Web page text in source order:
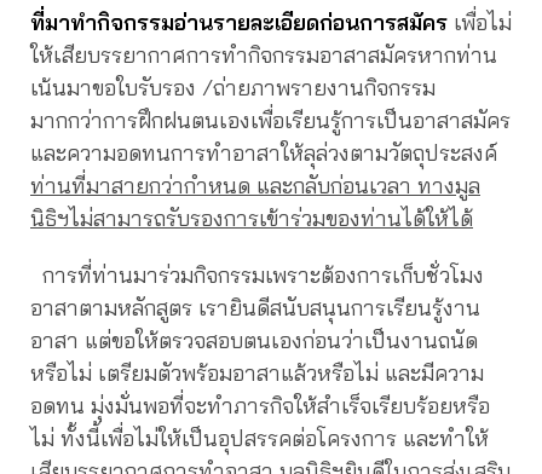
ที่มาทำกิจกรรมอ่านรายละเอียดก่อนการสมัคร เพื่อไม่
ให้เสียบรรยากาศการทำกิจกรรมอาสาสมัครหากท่าน
เน้นมาขอใบรับรอง /ถ่ายภาพรายงานกิจกรรม
มากกว่าการฝึกฝนตนเองเพื่อเรียนรู้การเป็นอาสาสมัคร
และความอดทนการทำอาสาให้ลุล่วงตามวัตถุประสงค์
ท่านที่มาสายกว่ากำหนด และกลับก่อนเวลา ทางมูล
นิธิฯไม่สามารถรับรองการเข้าร่วมของท่านได้ให้ได้
การที่ท่านมาร่วมกิจกรรมเพราะต้องการเก็บชั่วโมง
อาสาตามหลักสูตร เรายินดีสนับสนุนการเรียนรู้งาน
อาสา แต่ขอให้ตรวจสอบตนเองก่อนว่าเป็นงานถนัด
หรือไม่ เตรียมตัวพร้อมอาสาแล้วหรือไม่ และมีความ
อดทน มุ่งมั่นพอที่จะทำภารกิจให้สำเร็จเรียบร้อยหรือ
ไม่ ทั้งนี้เพื่อไม่ให้เป็นอุปสรรคต่อโครงการ และทำให้